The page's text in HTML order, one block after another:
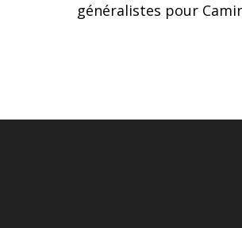
généralistes pour